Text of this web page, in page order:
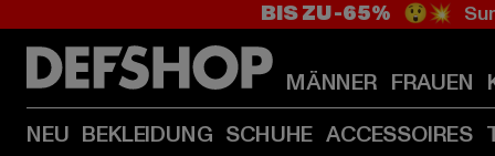
BIS ZU -65% 😲💥
MÄNNER FRAUEN
NEU BEKLEIDUNG SCHUHE ACCESSOIRES